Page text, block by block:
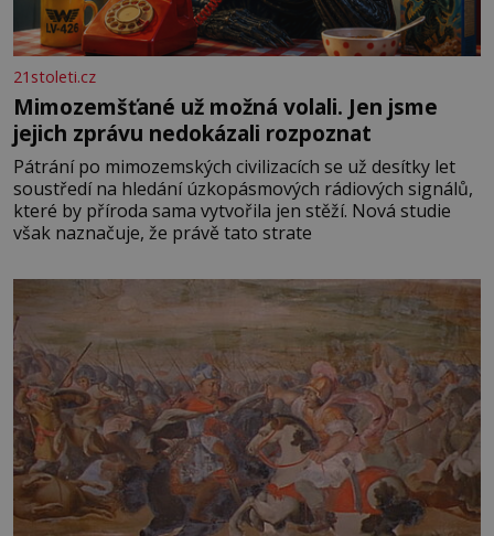
21stoleti.cz
Mimozemšťané už možná volali. Jen jsme
jejich zprávu nedokázali rozpoznat
Pátrání po mimozemských civilizacích se už desítky let
soustředí na hledání úzkopásmových rádiových signálů,
které by příroda sama vytvořila jen stěží. Nová studie
však naznačuje, že právě tato strate